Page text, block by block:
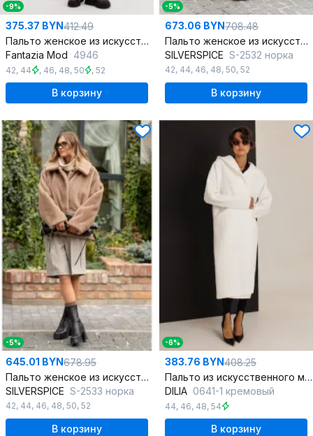
-9%
375.37 BYN412.49
Пальто женское из искусственного меха Teddy bear с капюшоном
Fantazia Mod 4946
42, 44 , 46, 48, 50 , 52
В корзину
-5%
673.06 BYN708.48
Пальто женское из искусственного меха SILVERSPICE S-2532 норка
SILVERSPICE S-2532 норка
42, 44, 46, 48, 50, 52
В корзину
-5%
645.01 BYN678.95
Пальто женское из искусственного меха SILVERSPICE S-2533 норка
SILVERSPICE S-2533 норка
42, 44, 46, 48, 50, 52
В корзину
-6%
383.76 BYN408.25
Пальто из искусственного меха с капюшоном и карманами в стиле на каждый день
DILIA 0641-1 кремовый
44, 46, 48, 54
В корзину